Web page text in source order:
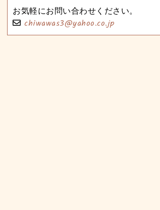
お気軽にお問い合わせください。
chiwawas3@yahoo.co.jp